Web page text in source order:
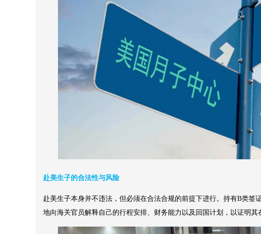
赴美生子的合法性与风险
赴美生子本身并不违法，但必须在合法合规的前提下进行。持有B类签
地向海关官员解释自己的行程安排、财务能力以及回国计划，以证明其